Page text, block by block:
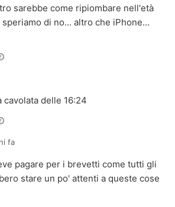
sarebbe come ripiombare nell'età
di no... altro che iPhone...
cavolata delle 16:24
fa
pagare per i brevetti come tutti gli
stare un po' attenti a queste cose